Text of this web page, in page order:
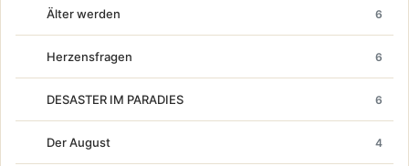
Älter werden 6
Herzensfragen 6
DESASTER IM PARADIES 6
Der August 4